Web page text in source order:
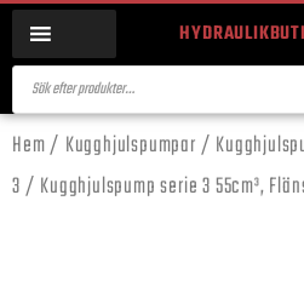
Hem/ Kugghjulspumpar/
3/ Kugghjulspump serie 3 55cm³,